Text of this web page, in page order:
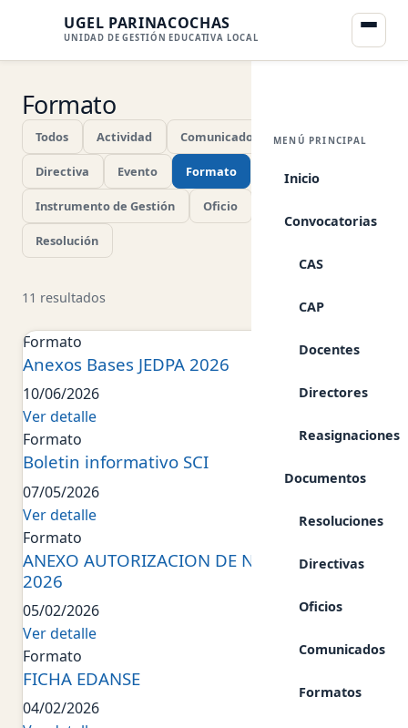
UGEL PARINACOCHAS
UNIDAD DE GESTIÓN EDUCATIVA LOCAL
MENÚ PRINCIPAL
Inicio
Convocatorias
CAS
CAP
Docentes
Directores
Reasignaciones
Documentos
Resoluciones
Directivas
Oficios
Comunicados
Formatos
Formato
Todos Actividad Comunicado Convenio
Directiva Evento Formato
Instrumento de Gestión Oficio
Resolución
11 resultados
Formato
Anexos Bases JEDPA 2026
10/06/2026
Ver detalle
Formato
Boletin informativo SCI
07/05/2026
Ver detalle
Formato
ANEXO AUTORIZACION DE NOTIFICACION
2026
05/02/2026
Ver detalle
Formato
FICHA EDANSE
04/02/2026